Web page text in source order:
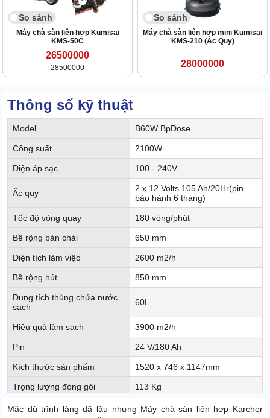
So sánh
Máy chà sàn liên hợp Kumisai
KMS-50C
26500000
28500000
So sánh
Máy chà sàn liên hợp mini Kumisai
KMS-210 (Ắc Quy)
28000000
Thông số kỹ thuật
Model B60W BpDose
Công suất 2100W
Điện áp sạc 100 - 240V
Ắc quy
2 x 12 Volts 105 Ah/20Hr(pin
bảo hành 6 tháng)
Tốc độ vòng quay 180 vòng/phút
Bề rộng bàn chải 650 mm
Diện tích làm việc 2600 m2/h
Bề rộng hút 850 mm
Dung tích thùng chứa nước
sạch
60L
Hiệu quả làm sạch 3900 m2/h
Pin 24 V/180 Ah
Kích thước sản phẩm 1520 x 746 x 1147mm
Trọng lượng đóng gói 113 Kg
Thời gian làm việc liên tục 3h
Mặc dù trình làng đã lâu nhưng Máy chà sàn liên hợp Karcher